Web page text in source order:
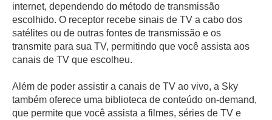
internet, dependendo do método de transmissão
escolhido. O receptor recebe sinais de TV a cabo dos
satélites ou de outras fontes de transmissão e os
transmite para sua TV, permitindo que você assista aos
canais de TV que escolheu.
Além de poder assistir a canais de TV ao vivo, a Sky
também oferece uma biblioteca de conteúdo on-demand,
que permite que você assista a filmes, séries de TV e